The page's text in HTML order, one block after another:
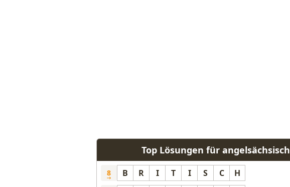
Top Lösungen für angelsächsisch
8 B R I T I S C H